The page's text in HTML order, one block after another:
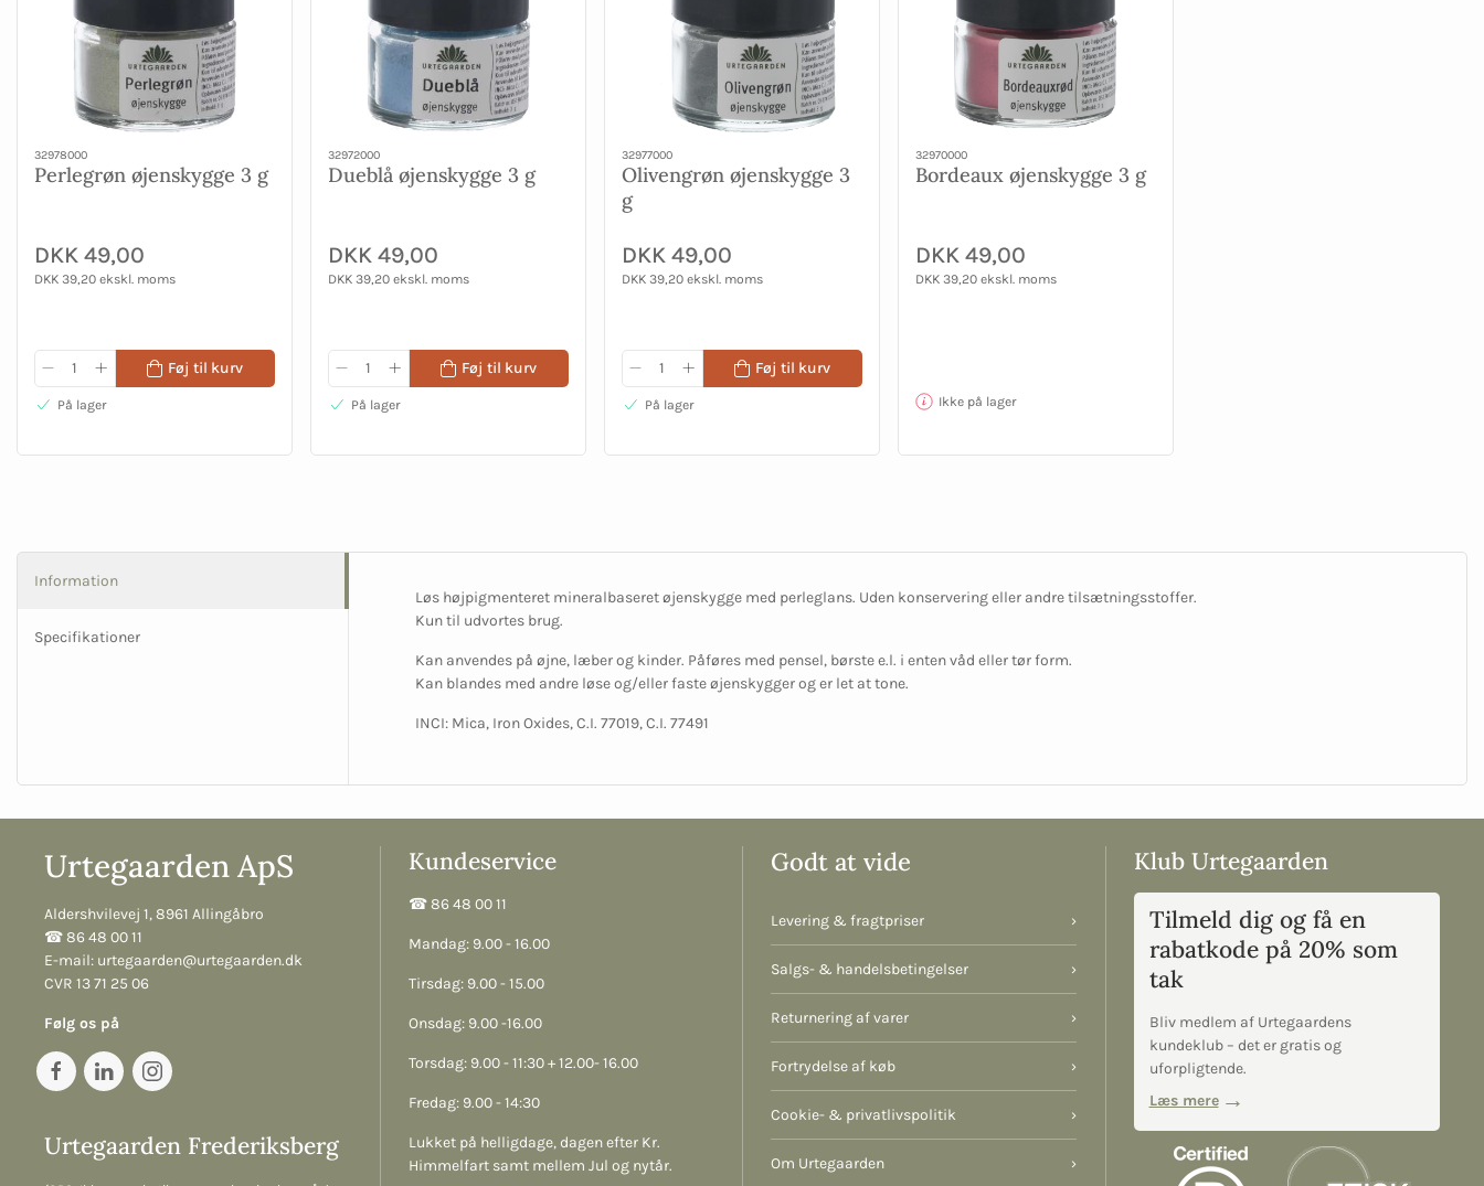
32978000
Perlegrøn øjenskygge 3 g
DKK 49,00
DKK 39,20 ekskl. moms
Føj til kurv
På lager
32972000
Dueblå øjenskygge 3 g
DKK 49,00
DKK 39,20 ekskl. moms
Føj til kurv
På lager
32977000
Olivengrøn øjenskygge 3
g
DKK 49,00
DKK 39,20 ekskl. moms
Føj til kurv
På lager
32970000
Bordeaux øjenskygge 3 g
DKK 49,00
DKK 39,20 ekskl. moms
Ikke på lager
Information
Specifikationer
Løs højpigmenteret mineralbaseret øjenskygge med perleglans. Uden konservering eller andre tilsætningsstoffer.
Kun til udvortes brug.
Kan anvendes på øjne, læber og kinder. Påføres med pensel, børste e.l. i enten våd eller tør form.
Kan blandes med andre løse og/eller faste øjenskygger og er let at tone.
INCI: Mica, Iron Oxides,C.I. 77019, C.I. 77491
Urtegaarden ApS
Aldershvilevej 1, 8961 Allingåbro
☎︎ 86 48 00 11
E-mail: urtegaarden@urtegaarden.dk
CVR 13 71 25 06
Følg os på
Urtegaarden Frederiksberg
Kundeservice
☎︎ 86 48 00 11
Mandag: 9.00 - 16.00
Tirsdag: 9.00 - 15.00
Onsdag: 9.00 -16.00
Torsdag: 9.00 - 11:30 + 12.00- 16.00
Fredag: 9.00 - 14:30
Lukket på helligdage, dagen efter Kr.
Himmelfart samt mellem Jul og nytår.
Godt at vide
Levering & fragtpriser ›
Salgs- & handelsbetingelser ›
Returnering af varer ›
Fortrydelse af køb ›
Cookie- & privatlivspolitik ›
Om Urtegaarden ›
Klub Urtegaarden
Tilmeld dig og få en
rabatkode på 20% som
tak
Bliv medlem af Urtegaardens
kundeklub – det er gratis og
uforpligtende.
Læs mere